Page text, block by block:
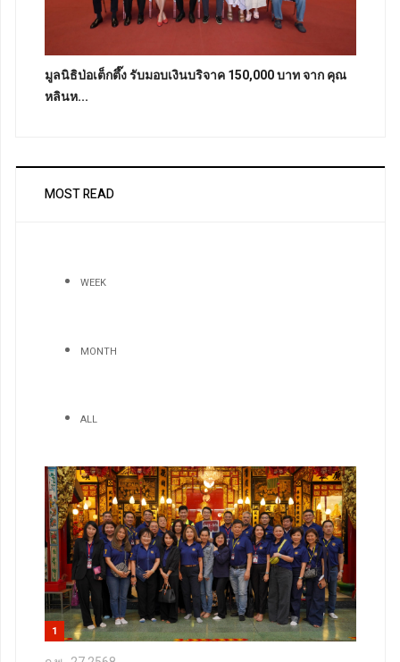
มูลนิธิป่อเต็กตึ๊ง รับมอบเงินบริจาค 150,000 บาท จาก คุณ
หลินห...
MOST READ
WEEK
MONTH
ALL
1